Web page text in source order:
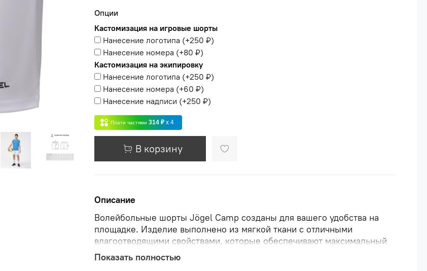
Опции
Кастомизация на игровые шорты
Нанесение логотипа (+250 ₽)
Нанесение номера (+80 ₽)
Кастомизация на экипировку
Нанесение логотипа (+250 ₽)
Нанесение номера (+60 ₽)
Нанесение надписи (+250 ₽)
Плати частями 314 ₽ x 4
В корзину
Описание
Волейбольные шорты Jögel Camp созданы для вашего удобства на
площадке. Изделие выполнено из мягкой ткани с отличными
влагоотводящими свойствами, которые обеспечивают максимальный
комфорт. Удобный крой, актуальный как для юношей, так и для
девушек, позволяет выполнять самые сложные элементы. Широкий
Показать полностью